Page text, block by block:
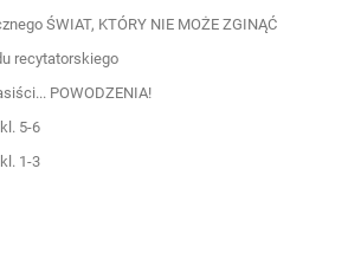
ŚWIAT, KTÓRY NIE MOŻE ZGINĄĆ
recytatorskiego
POWODZENIA!
5-6
1-3